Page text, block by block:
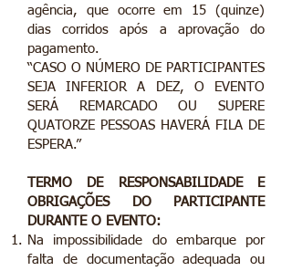
agência, que ocorre em 15 (quinze)
dias corridos após a aprovação do
pagamento.
“CASO O NÚMERO DE PARTICIPANTES
SEJA INFERIOR A DEZ, O EVENTO
SERÁ REMARCADO OU SUPERE
QUATORZE PESSOAS HAVERÁ FILA DE
ESPERA.”
TERMO DE RESPONSABILIDADE E
OBRIGAÇÕES DO PARTICIPANTE
DURANTE O EVENTO:
Na impossibilidade do embarque por
falta de documentação adequada ou